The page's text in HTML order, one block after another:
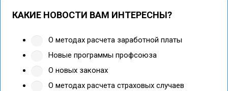
КАКИЕ НОВОСТИ ВАМ ИНТЕРЕСНЫ?
О методах расчета заработной платы
Новые программы профсоюза
О новых законах
О методах расчета страховых случаев